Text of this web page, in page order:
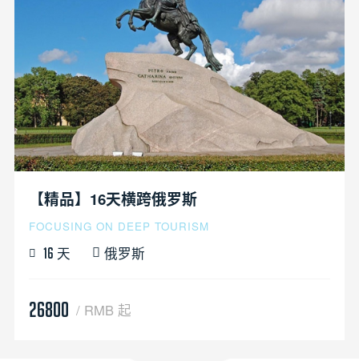
【精品】16天横跨俄罗斯
FOCUSING ON DEEP TOURISM
16 天 俄罗斯
26800 / RMB 起